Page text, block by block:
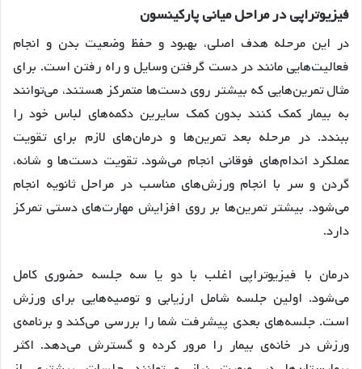
فیزیوتراپی در مراحل میانی پارکینسون
در این مرحله هدف اصلی، بهبود و حفظ وضعیت بدن و انجام
فعالیت‌هایی مانند در دست گرفتن وسایل و راه رفتن است. برای
مثال تمرین‌هایی که بیشتر روی دست‌ها متمرکز هستند، می‌توانند
به بیمار کمک کنند بدون کمک سایرین دکمه‌های لباس خود را
ببندد. در مرحله بعد تمرین‌ها و درمان‌های لازم برای تقویت
عملکرد اندام‌های فوقانی انجام می‌شود. تقویت دست‌ها و شانه،
گردن و سر با انجام ورزش‌های مناسب در مراحل ثانویه انجام
می‌شود. بیشتر تمرین‌ها بر روی افزایش مهارت‌های دستی تمرکز
دارد.
درمان با فیزیوتراپی اغلب با دو یا سه جلسه حضوری کامل
می‌شود. اولین جلسه شامل ارزیابی و توصیه‌هایی برای ورزش
است. جلسه‌های بعدی پیشرفت شما را بررسی می‌کند و برنامه‌ی
ورزش در خانه‌ی بیمار را مرور کرده و گسترش می‌دهد. اکثر